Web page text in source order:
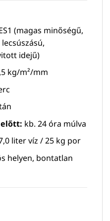
(magas minőségű,
idejű)
kg/m²/mm
kb. 24 óra múlva
liter víz / 25 kg por
helyen, bontatlan